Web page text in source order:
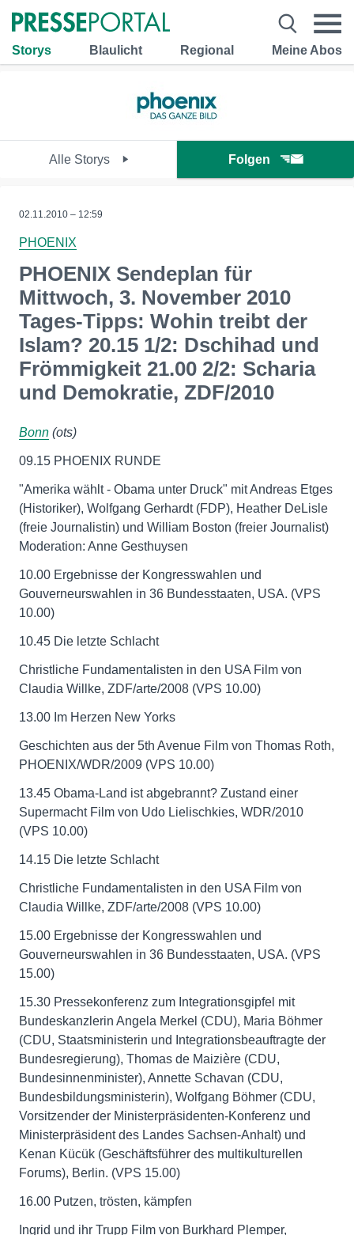
Storys Blaulicht Regional Meine Abos
Alle Storys Folgen
02.11.2010 – 12:59
PHOENIX
PHOENIX Sendeplan für
Mittwoch, 3. November 2010
Tages-Tipps: Wohin treibt der
Islam? 20.15 1/2: Dschihad und
Frömmigkeit 21.00 2/2: Scharia
und Demokratie, ZDF/2010
Bonn (ots)
09.15 PHOENIX RUNDE
"Amerika wählt - Obama unter Druck" mit Andreas Etges
(Historiker), Wolfgang Gerhardt (FDP), Heather DeLisle
(freie Journalistin) und William Boston (freier Journalist)
Moderation: Anne Gesthuysen
10.00 Ergebnisse der Kongresswahlen und
Gouverneurswahlen in 36 Bundesstaaten, USA. (VPS
10.00)
10.45 Die letzte Schlacht
Christliche Fundamentalisten in den USA Film von
Claudia Willke, ZDF/arte/2008 (VPS 10.00)
13.00 Im Herzen New Yorks
Geschichten aus der 5th Avenue Film von Thomas Roth,
PHOENIX/WDR/2009 (VPS 10.00)
13.45 Obama-Land ist abgebrannt? Zustand einer
Supermacht Film von Udo Lielischkies, WDR/2010
(VPS 10.00)
14.15 Die letzte Schlacht
Christliche Fundamentalisten in den USA Film von
Claudia Willke, ZDF/arte/2008 (VPS 10.00)
15.00 Ergebnisse der Kongresswahlen und
Gouverneurswahlen in 36 Bundesstaaten, USA. (VPS
15.00)
15.30 Pressekonferenz zum Integrationsgipfel mit
Bundeskanzlerin Angela Merkel (CDU), Maria Böhmer
(CDU, Staatsministerin und Integrationsbeauftragte der
Bundesregierung), Thomas de Maizière (CDU,
Bundesinnenminister), Annette Schavan (CDU,
Bundesbildungsministerin), Wolfgang Böhmer (CDU,
Vorsitzender der Ministerpräsidenten-Konferenz und
Ministerpräsident des Landes Sachsen-Anhalt) und
Kenan Kücük (Geschäftsführer des multikulturellen
Forums), Berlin. (VPS 15.00)
16.00 Putzen, trösten, kämpfen
Ingrid und ihr Trupp Film von Burkhard Plemper,